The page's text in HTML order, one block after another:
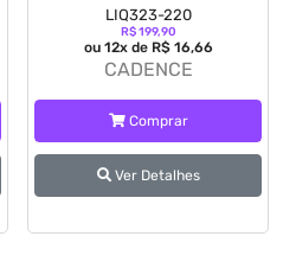
LIQ323-220
R$ 199,90
ou 12x de R$ 16,66
CADENCE
Comprar
Ver Detalhes